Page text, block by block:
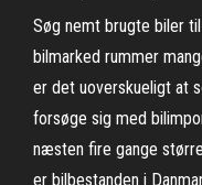
Søg nemt brugte biler
bilmarked rummer
er det uoverskueligt at
forsøge sig med
næsten fire gange
er bilbestanden i